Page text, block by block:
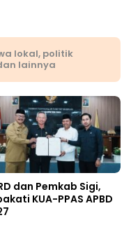
lokal, politik
lainnya
dan Pemkab Sigi,
KUA-PPAS APBD